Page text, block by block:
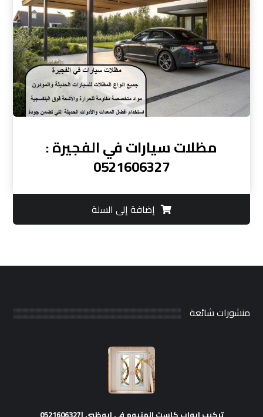
مظلات سيارات في الفجيرة :
0521606327
إضافة إلى السلة
منشورات شائعة